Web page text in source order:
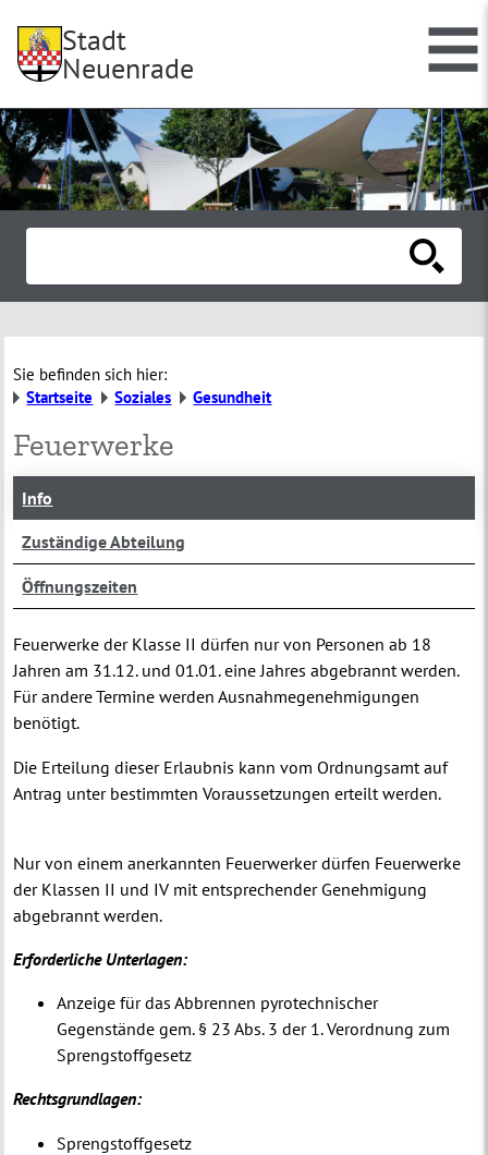
Stadt
Neuenrade
Sie befinden sich hier:
Startseite
Soziales Gesundheit
Feuerwerke
Info
Zuständige Abteilung
Öffnungszeiten
Feuerwerke der Klasse II dürfen nur von Personen ab 18
Jahren am 31.12. und 01.01. eine Jahres abgebrannt werden.
Für andere Termine werden Ausnahmegenehmigungen
benötigt.
Die Erteilung dieser Erlaubnis kann vom Ordnungsamt auf
Antrag unter bestimmten Voraussetzungen erteilt werden.
Nur von einem anerkannten Feuerwerker dürfen Feuerwerke
der Klassen II und IV mit entsprechender Genehmigung
abgebrannt werden.
Erforderliche Unterlagen:
Anzeige für das Abbrennen pyrotechnischer
Gegenstände gem. § 23 Abs. 3 der 1. Verordnung zum
Sprengstoffgesetz
Rechtsgrundlagen:
Sprengstoffgesetz